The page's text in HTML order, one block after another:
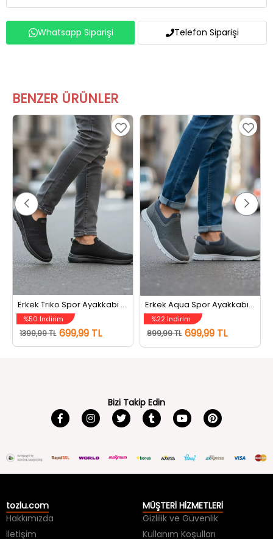
Whatsapp Siparişi Telefon Siparişi
BENZER ÜRÜNLER
Erkek Triko Spor Ayakkabı Siyah
%50 İndirim
1399,99 TL 699,99 TL
Erkek Aqua Spor Ayakkabı Füme
%22 İndirim
899,99 TL 699,99 TL
Bizi Takip Edin
tozlu.com
Hakkımızda
İletişim
MÜŞTERİ HİZMETLERİ
Gizlilik ve Güvenlik
Kullanım Koşulları